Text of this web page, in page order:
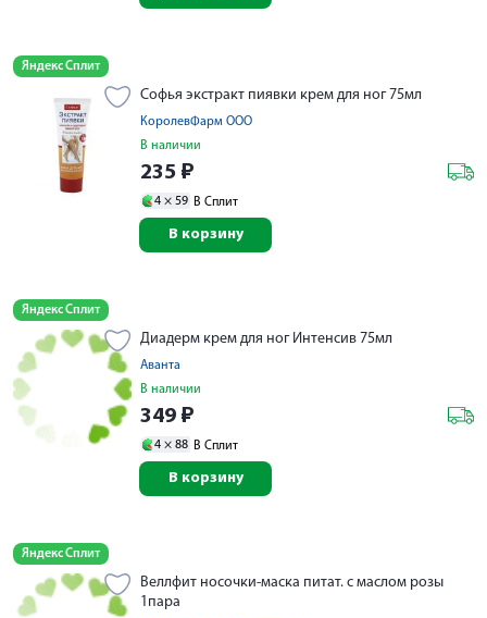
Яндекс Сплит
Софья экстракт пиявки крем для ног 75мл
КоролевФарм ООО
В наличии
235 ₽
4 × 59 В Сплит
В корзину
Яндекс Сплит
Диадерм крем для ног Интенсив 75мл
Аванта
В наличии
349 ₽
4 × 88 В Сплит
В корзину
Яндекс Сплит
Веллфит носочки-маска питат. с маслом розы
1пара